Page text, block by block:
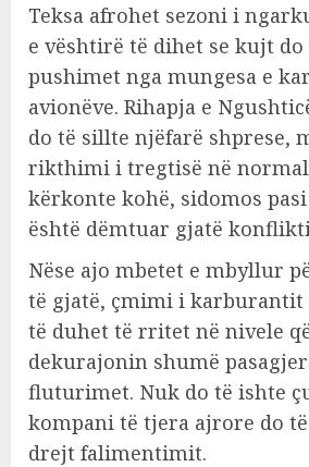
Teksa afrohet sezoni i
e vështirë të dihet se kujt do
pushimet nga mungesa e
avionëve. Rihapja e
do të sillte njëfarë shprese,
rikthimi i tregtisë në
kërkonte kohë, sidomos
është dëmtuar gjatë
Nëse ajo mbetet e mbyllur
të gjatë, çmimi i karburantit
të duhet të rritet në nivele
dekurajonin shumë
fluturimet. Nuk do të ishte
kompani të tjera ajrore do
drejt falimentimit.